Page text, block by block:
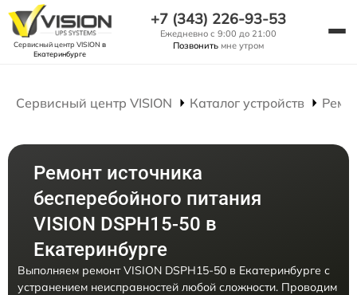
Сервисный центр VISION в
Екатеринбурге
+7 (343) 226-93-53
Ежедневно с 9:00 до 21:00
Позвонить мне утром
Сервисный центр VISION Каталог устройств
Ремонт источника
бесперебойного питания
VISION DSPH15-50 в
Екатеринбурге
Выполняем ремонт VISION DSPH15-50 в Екатеринбурге с
устранением неисправностей любой сложности. Проводим